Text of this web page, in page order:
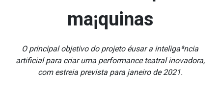
ma¡quinas
O principal objetivo do projeto éusar a inteligaªncia
artificial para criar uma performance teatral inovadora,
com estreia prevista para janeiro de 2021.